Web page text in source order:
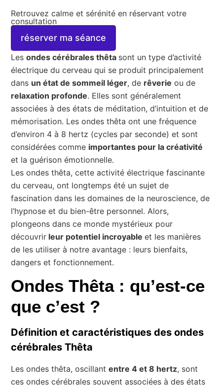
Retrouvez calme et sérénité en réservant votre
consultation
réserver ma séance
Lesondes cérébrales thêta sont un type d’activité
électrique du cerveau qui se produit principalement
dans un état de sommeil léger, de rêverie ou de
relaxation profonde. Elles sont généralement
associées à des états de méditation, d’intuition et de
mémorisation. Les ondes thêta ont une fréquence
d’environ 4 à 8 hertz (cycles par seconde) et sont
considérées comme importantes pour la créativité
et la guérison émotionnelle.
Les ondes thêta, cette activité électrique fascinante
du cerveau, ont longtemps été un sujet de
fascination dans les domaines de la neuroscience, de
l’hypnose et du bien-être personnel. Alors,
plongeons dans ce monde mystérieux pour
découvrir leur potentiel incroyableet les manières
de les utiliser à notre avantage : leurs bienfaits,
dangers et fonctionnement.
Ondes Thêta : qu’est-ce
que c’est ?
Définition et caractéristiques des ondes
cérébrales Thêta
Les ondes thêta, oscillantentre 4 et 8 hertz, sont
ces ondes cérébrales souvent associées à des états